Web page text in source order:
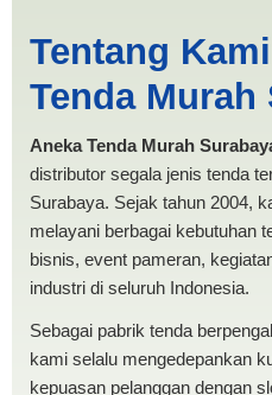
PRODUKSI
MURAH
Tentang
Tenda Murah
Aneka Tenda Murah
distributor segala jenis tenda
Surabaya. Sejak tahun 2004,
melayani berbagai kebutuhan
bisnis, event pameran,
industri di seluruh Indonesia.
Sebagai pabrik tenda
kami selalu mengedepankan
kepuasan pelanggan dengan